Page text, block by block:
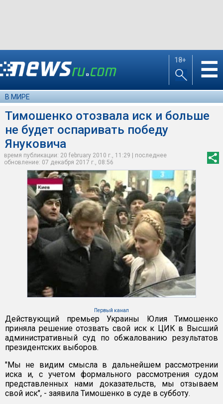
18+ ☰
В МИРЕ
Тимошенко отозвала иск и больше
не будет оспаривать победу
Януковича
время публикации: 20 february 2010 г., 11:29 | последнее
обновление: 07 декабря 2017 г., 08:56
Первый канал
Действующий премьер Украины Юлия Тимошенко
приняла решение отозвать свой иск к ЦИК в Высший
административный суд по обжалованию результатов
президентских выборов.
"Мы не видим смысла в дальнейшем рассмотрении
иска и, с учетом формального рассмотрения судом
представленных нами доказательств, мы отзываем
свой иск", - заявила Тимошенко в суде в субботу.